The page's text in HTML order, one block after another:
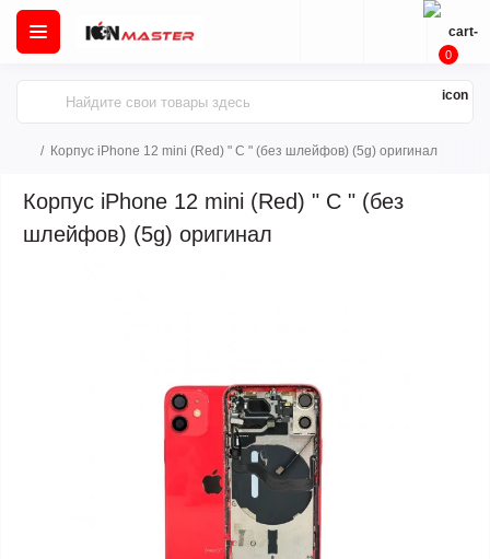
0
Корпус iPhone 12 mini (Red) " C " (без шлейфов) (5g) оригинал
Корпус iPhone 12 mini (Red) " C " (без
шлейфов) (5g) оригинал